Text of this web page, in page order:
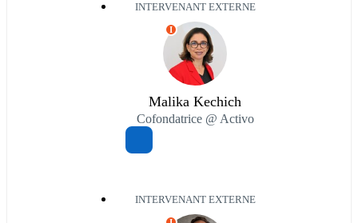
INTERVENANT EXTERNE
I
Malika Kechich
Cofondatrice @ Activo
INTERVENANT EXTERNE